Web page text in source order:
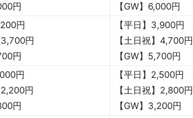
円
【GW】6,000円
円
3,700円
円
【平日】3,900円
【土日祝】4,700円
【GW】5,700円
円
2,200円
円
【平日】2,500円
【土日祝】2,800円
【GW】3,200円